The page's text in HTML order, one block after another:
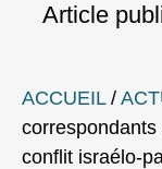
Article
ACCUEIL/
conflit israélo-